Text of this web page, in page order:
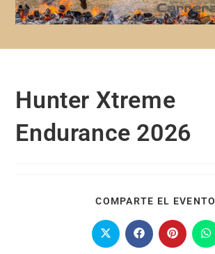
Hunter Xtreme
Endurance 2026
COMPARTE EL EVENTO